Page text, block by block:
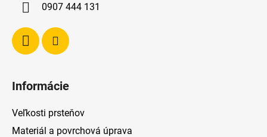
0907 444 131
Informácie
Veľkosti prsteňov
Materiál a povrchová úprava